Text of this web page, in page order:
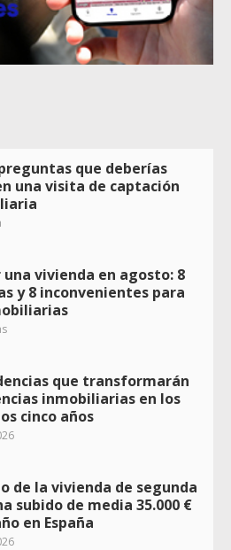
que deberías
una visita de captación
una vivienda en agosto: 8
y 8 inconvenientes para
que transformarán
inmobiliarias en los
cinco años
de la vivienda de segunda
subido de media 35.000 €
en España